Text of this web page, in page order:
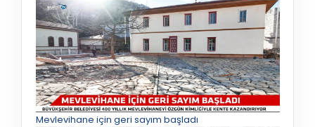
Mevlevihane için geri sayım başladı